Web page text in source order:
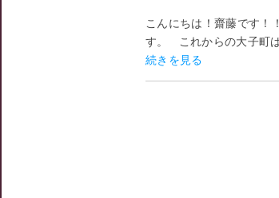
こんにちは！齋藤です！
す。 これからの大子町
続きを見る